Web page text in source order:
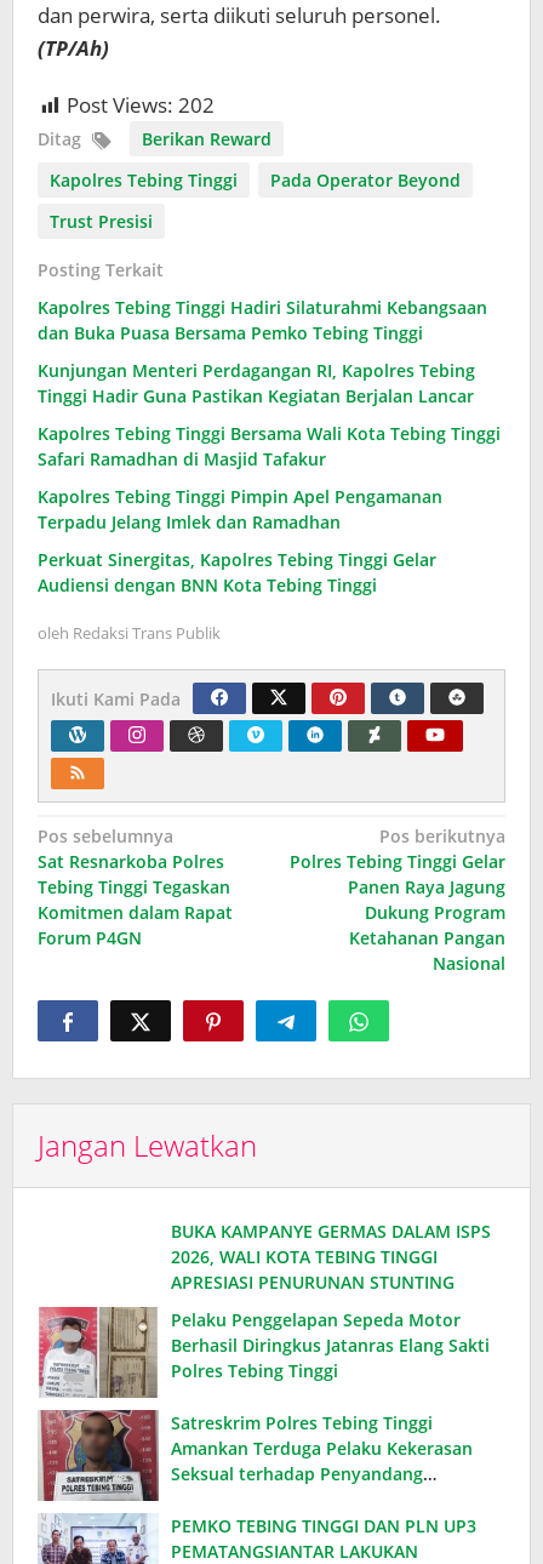
dan perwira, serta diikuti seluruh personel.
(TP/Ah)
Post Views: 202
Ditag
Berikan Reward
Kapolres Tebing Tinggi
Pada Operator Beyond
Trust Presisi
Posting Terkait
Kapolres Tebing Tinggi Hadiri Silaturahmi Kebangsaan
dan Buka Puasa Bersama Pemko Tebing Tinggi
Kunjungan Menteri Perdagangan RI, Kapolres Tebing
Tinggi Hadir Guna Pastikan Kegiatan Berjalan Lancar
Kapolres Tebing Tinggi Bersama Wali Kota Tebing Tinggi
Safari Ramadhan di Masjid Tafakur
Kapolres Tebing Tinggi Pimpin Apel Pengamanan
Terpadu Jelang Imlek dan Ramadhan
Perkuat Sinergitas, Kapolres Tebing Tinggi Gelar
Audiensi dengan BNN Kota Tebing Tinggi
oleh Redaksi Trans Publik
Ikuti Kami Pada
Navigasi
pos
Pos sebelumnya
Sat Resnarkoba Polres
Tebing Tinggi Tegaskan
Komitmen dalam Rapat
Forum P4GN
Pos berikutnya
Polres Tebing Tinggi Gelar
Panen Raya Jagung
Dukung Program
Ketahanan Pangan
Nasional
Jangan Lewatkan
BUKA KAMPANYE GERMAS DALAM ISPS
2026, WALI KOTA TEBING TINGGI
APRESIASI PENURUNAN STUNTING
Pelaku Penggelapan Sepeda Motor
Berhasil Diringkus Jatanras Elang Sakti
Polres Tebing Tinggi
Satreskrim Polres Tebing Tinggi
Amankan Terduga Pelaku Kekerasan
Seksual terhadap Penyandang
PEMKO TEBING TINGGI DAN PLN UP3
PEMATANGSIANTAR LAKUKAN